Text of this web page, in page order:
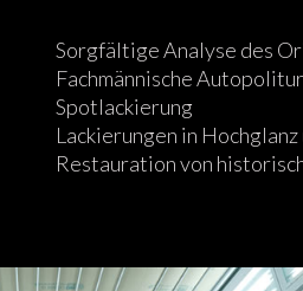
Sorgfältige Analyse des
Fachmännische
Spotlackierung
Lackierungen in
Restauration von